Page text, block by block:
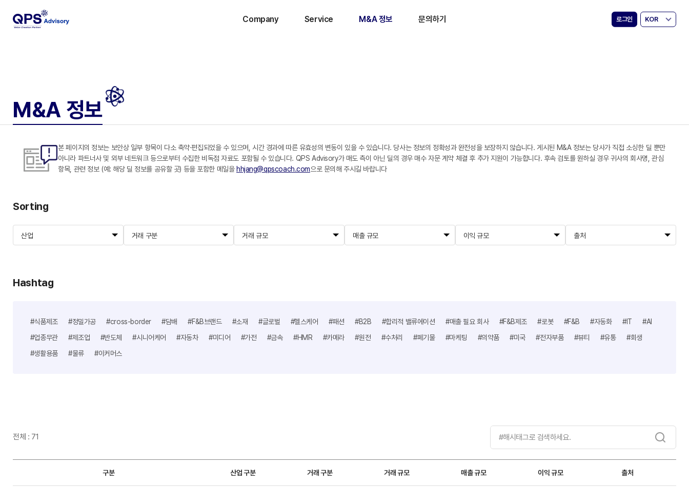
Company Service M&A 정보 문의하기 로그인 KOR
M&A 정보
본 페이지의 정보는 보안상 일부 항목이 다소 축약·편집되었을 수 있으며, 시간 경과에 따른 유효성의 변동이 있을 수 있습니다. 당사는 정보의 정확성과 완전성을 보장하지 않습니다. 게시된 M&A 정보는 당사가 직접 소싱한 딜 뿐만
아니라 파트너사 및 외부 네트워크 등으로부터 수집한 비독점 자료도 포함될 수 있습니다. QPS Advisory가 매도 측이 아닌 딜의 경우 매수 자문 계약 체결 후 추가 지원이 가능합니다. 후속 검토를 원하실 경우 귀사의 회사명, 관심
항목, 관련 정보 (예: 해당 딜 정보를 공유할 곳) 등을 포함한 메일을 hhjang@qpscoach.com으로 문의해 주시길 바랍니다
Sorting
산업 거래 구분 거래 규모 매출 규모 이익 규모 출처
Hashtag
#식품제조 #정밀가공 #cross-border #담배 #F&B브랜드 #소재 #글로벌 #헬스케어 #패션 #B2B #합리적 밸류에이션 #매출 필요 회사 #F&B제조 #로봇 #F&B #자동화 #IT
#AI
#업종무관
#제조업 #반도체 #시니어케어 #자동차 #미디어 #가전 #금속 #HMR #카메라 #원전 #수처리 #폐기물 #마케팅 #의약품 #미국 #전자부품 #뷰티 #유통
#회생
#생활용품
#물류 #이커머스
전체 : 71
구분 산업 구분 거래 구분 거래 규모 매출 규모 이익 규모 출처